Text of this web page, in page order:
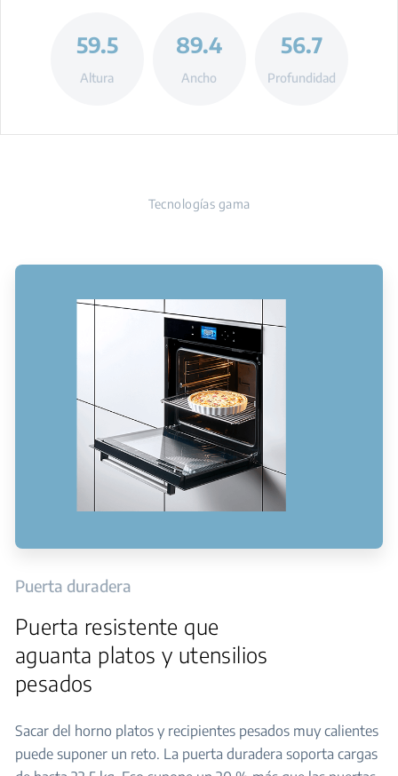
59.5
Altura
89.4
Ancho
56.7
Profundidad
Tecnologías gama
Puerta duradera
Puerta resistente que
aguanta platos y utensilios
pesados
Sacar del horno platos y recipientes pesados muy calientes
puede suponer un reto. La puerta duradera soporta cargas